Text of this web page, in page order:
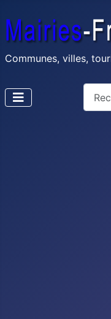
Communes, villes,